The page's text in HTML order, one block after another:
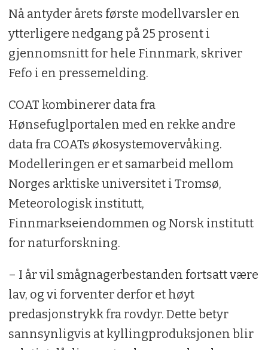
Nå antyder årets første modellvarsler en
ytterligere nedgang på 25 prosent i
gjennomsnitt for hele Finnmark, skriver
Fefo i en pressemelding.
COAT kombinerer data fra
Hønsefuglportalen med en rekke andre
data fra COATs økosystemovervåking.
Modelleringen er et samarbeid mellom
Norges arktiske universitet i Tromsø,
Meteorologisk institutt,
Finnmarkseiendommen og Norsk institutt
for naturforskning.
– I år vil smågnagerbestanden fortsatt være
lav, og vi forventer derfor et høyt
predasjonstrykk fra rovdyr. Dette betyr
sannsynligvis at kyllingproduksjonen blir